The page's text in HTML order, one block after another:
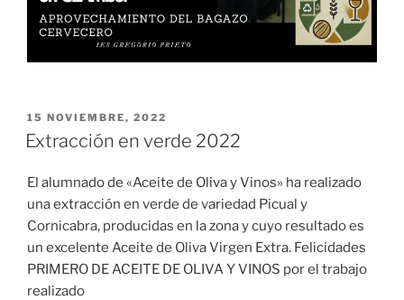
PUBLICADO
EL
15 NOVIEMBRE, 2022
Extracción en verde 2022
El alumnado de «Aceite de Oliva y Vinos» ha realizado
una extracción en verde de variedad Picual y
Cornicabra, producidas en la zona y cuyo resultado es
un excelente Aceite de Oliva Virgen Extra. Felicidades
PRIMERO DE ACEITE DE OLIVA Y VINOS por el trabajo
realizado